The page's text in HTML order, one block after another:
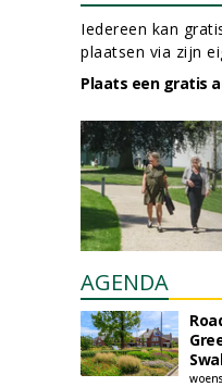
Iedereen kan
plaatsen via zijn
Plaats een gratis
AGENDA